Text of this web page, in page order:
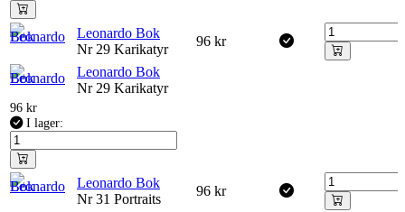
Leonardo Bok
Nr 29 Karikatyr
96 kr
Leonardo Bok
Nr 29 Karikatyr
96 kr
I lager:
Leonardo Bok
Nr 31 Portraits
96 kr